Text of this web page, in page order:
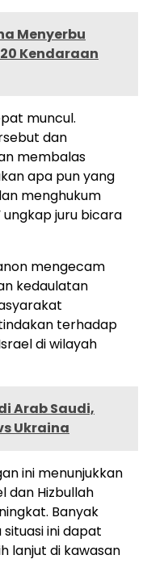
Menyerbu
Kendaraan
muncul.
dan
membalas
apa pun yang
menghukum
juru bicara
mengecam
kedaulatan
terhadap
di wilayah
Arab Saudi,
Ukraina
ini menunjukkan
dan Hizbullah
Banyak
ini dapat
lanjut di kawasan